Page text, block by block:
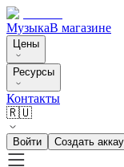
МузыкаВ магазине
Цены
Ресурсы
Контакты
🇷🇺
Войти Создать